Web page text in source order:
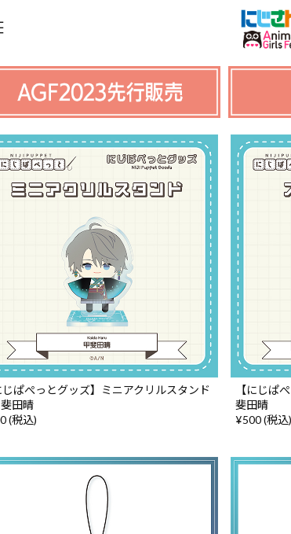
じぱぺっとグッズ】ミニアクリルスタンド
田晴
(税込)
【にじぱ
斐田晴
¥500 (税込)